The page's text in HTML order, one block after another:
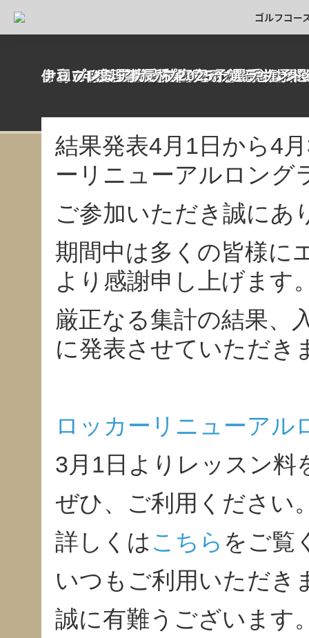
ゴルフコー
ロッカーリニューアルロングラン結果
結果発表4月1日から4
ーリニューアルロング
ご参加いただき誠にあ
期間中は多くの皆様に
より感謝申し上げます
厳正なる集計の結果、
に発表させていただき
ロッカーリニューアル
レッスン料金改定のお知らせ
3月1日よりレッスン料
ぜひ、ご利用ください
詳しくは こちら をご覧
レストラン運営会社変更のお知らせ
いつもご利用いただき
誠に有難うございます
ロッカーリニューアル完了と記念コン
ごあいさつ
インスタ始動！！
クラブハウス売店
令和7年クラブ選手権
令和7年度理事長杯兼クラブ選手権予選
伊豆プレミアカップ2025予選ラウンド